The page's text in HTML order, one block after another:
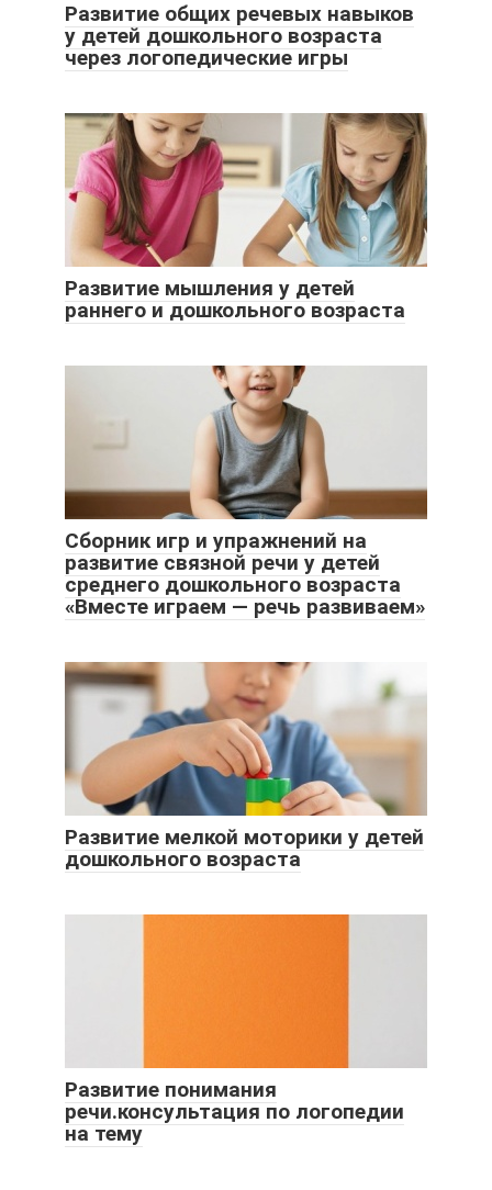
Развитие общих речевых навыков
у детей дошкольного возраста
через логопедические игры
Развитие мышления у детей
раннего и дошкольного возраста
Сборник игр и упражнений на
развитие связной речи у детей
среднего дошкольного возраста
«Вместе играем — речь развиваем»
Развитие мелкой моторики у детей
дошкольного возраста
Развитие понимания
речи.консультация по логопедии
на тему